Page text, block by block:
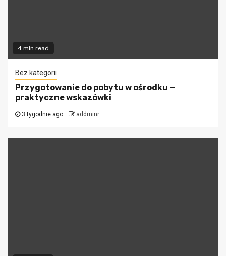
4 min read
Bez kategorii
Przygotowanie do pobytu w ośrodku —
praktyczne wskazówki
3 tygodnie ago addminr